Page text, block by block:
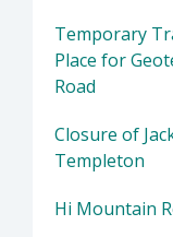
Temporary
Place for
Road
Closure of
Templeton
Hi Mountain